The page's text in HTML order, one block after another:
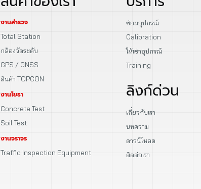
งานสำรวจ
Total Station
กล้องวัดระดับ
GPS / GNSS
สินค้า TOPCON
งานโยธา
Concrete Test
Soil Test
งานจราจร
Traffic Inspection Equipment
ซ่อมอุปกรณ์
Calibration
ให้เช่าอุปกรณ์
Training
ลิงก์ด่วน
เกี่ยวกับเรา
บทความ
ดาวน์โหลด
ติดต่อเรา